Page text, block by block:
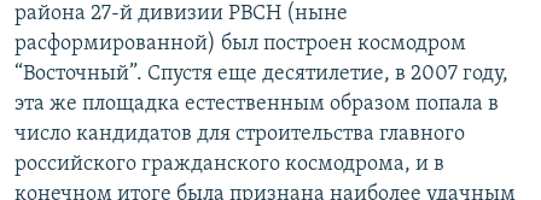
района 27-й дивизии РВСН (ныне
расформированной) был построен космодром
“Восточный”. Спустя еще десятилетие, в 2007 году,
эта же площадка естественным образом попала в
число кандидатов для строительства главного
российского гражданского космодрома, и в
конечном итоге была признана наиболее удачным